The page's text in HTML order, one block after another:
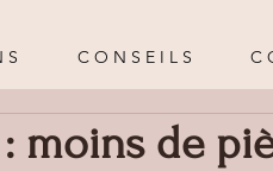
S C O N S E I L S C
moins de